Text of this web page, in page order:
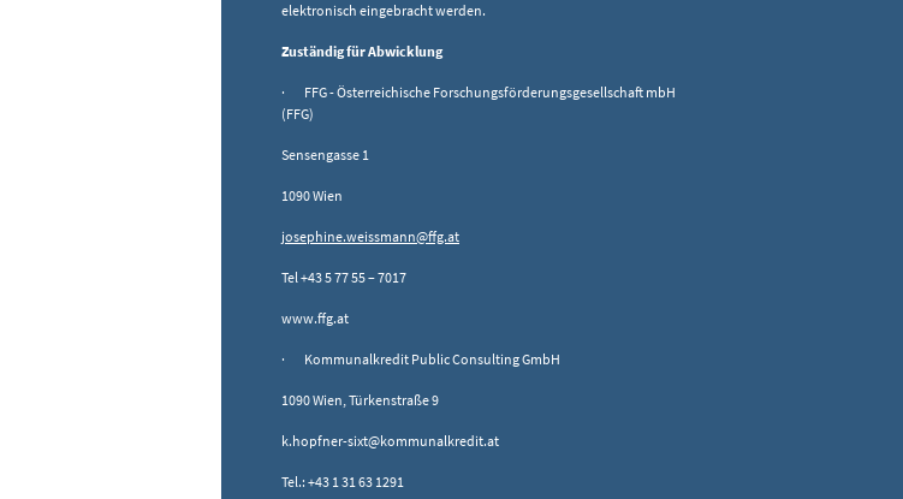
elektronisch eingebracht werden.
Zuständig für Abwicklung
· FFG - Österreichische Forschungsförderungsgesellschaft mbH
(FFG)
Sensengasse 1
1090 Wien
josephine.weissmann@ffg.at
Tel +43 5 77 55 – 7017
www.ffg.at
· Kommunalkredit Public Consulting GmbH
1090 Wien, Türkenstraße 9
k.hopfner-sixt@kommunalkredit.at
Tel.: +43 1 31 63 1291